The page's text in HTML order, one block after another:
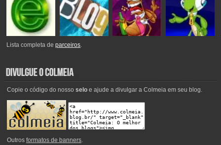
Lista completa deparceiros.
Copie o código do nosso seloe ajude a divulgar a Colmeia em seu blog.
Outros formatos de banners.